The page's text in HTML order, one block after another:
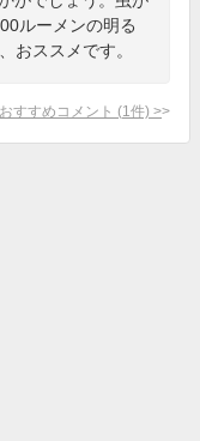
ルーメンの明る
おススメです。
すすめコメント (1 件) >